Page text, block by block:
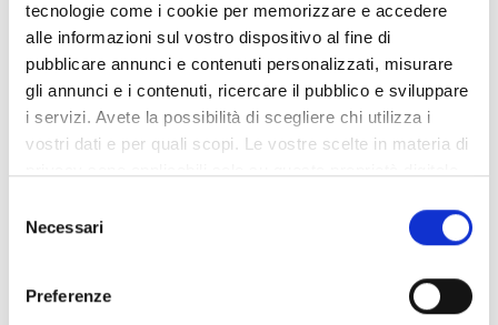
tecnologie come i cookie per memorizzare e accedere
alle informazioni sul vostro dispositivo al fine di
pubblicare annunci e contenuti personalizzati, misurare
gli annunci e i contenuti, ricercare il pubblico e sviluppare
i servizi. Avete la possibilità di scegliere chi utilizza i
vostri dati e per quali scopi. Le vostre scelte in materia di
modificare o revocare il proprio consenso in qualsiasi
momento dalla Dichiarazione sui cookie o facendo clic
delNecessari
Preferenze
100 - 200 EUR
200 - 300 EUR
300+ EUR
Pomeriggio
Diaverum Haemodialysis Center Uralsk
Uralsk, Kazakstan
3,2 in km dal centro città
Snack e bevande WiFi gratuito
Trasferimento gratuito
Per trattamento